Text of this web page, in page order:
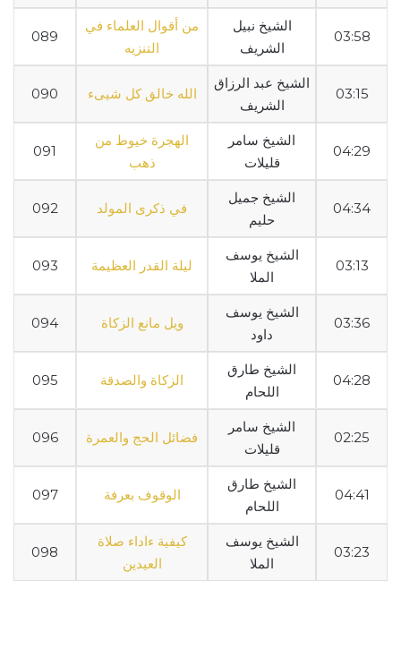
089
من أقوال العلماء في
التنزيه
الشيخ نبيل
الشريف
03:58
090 الله خالق كل شيىء
الشيخ عبد الرزاق
الشريف
03:15
091
الهجرة خيوط من
ذهب
الشيخ سامر
قليلات
04:29
092 في ذكرى المولد
الشيخ جميل
حليم
04:34
093 ليلة القدر العظيمة
الشيخ يوسف
الملا
03:13
094 ويل مانع الزكاة
الشيخ يوسف
داود
03:36
095 الزكاة والصدقة
الشيخ طارق
اللحام
04:28
096 فضائل الحج والعمرة
الشيخ سامر
قليلات
02:25
097 الوقوف بعرفة
الشيخ طارق
اللحام
04:41
098
كيفية ءاداء صلاة
العيدين
الشيخ يوسف
الملا
03:23